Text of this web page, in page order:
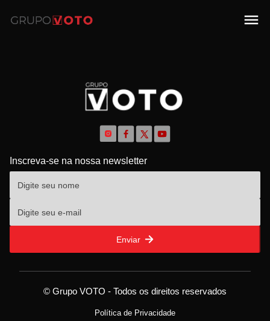
Inscreva-se na nossa newsletter
Enviar
© Grupo VOTO - Todos os direitos reservados
Política de Privacidade